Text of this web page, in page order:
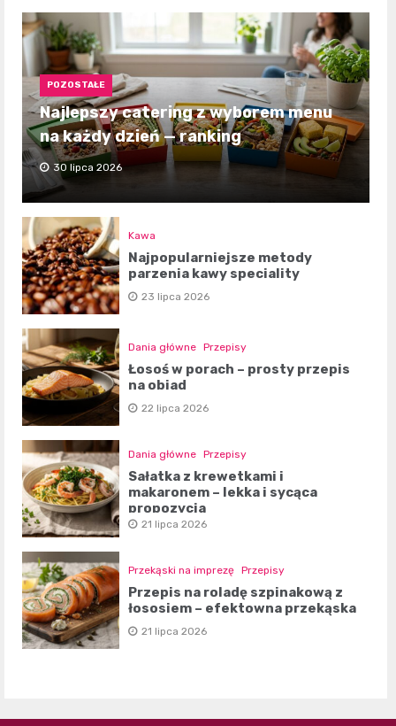
POZOSTAŁE
Najlepszy catering z wyborem menu
na każdy dzień — ranking
30 lipca 2026
Kawa
Najpopularniejsze metody
parzenia kawy speciality
23 lipca 2026
Dania główne Przepisy
Łosoś w porach – prosty przepis
na obiad
22 lipca 2026
Dania główne Przepisy
Sałatka z krewetkami i
makaronem – lekka i sycąca
propozycja
21 lipca 2026
Przekąski na imprezę Przepisy
Przepis na roladę szpinakową z
łososiem – efektowna przekąska
21 lipca 2026